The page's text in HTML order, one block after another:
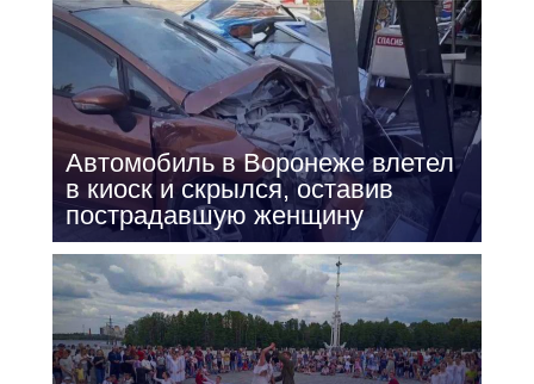
Автомобиль в Воронеже влетел
в киоск и скрылся, оставив
пострадавшую женщину